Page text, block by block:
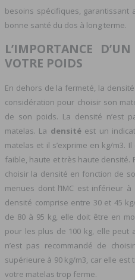
besoins spécifiques,
bonne santé du dos à long terme.
L’IMPORTANCE
VOTRE POIDS
En dehors de la fermeté, la
considération pour choisir son
de son poids. La densité n’est
matelas. La densitéest un
matelas et il s’exprime en kg/m3.
faible, haute et très haute densité.
choisir la densité en fonction de
menues dont l’IMC est inférieur
densité comprise entre 30 et 45
de 80 à 95 kg, elle doit être en
pour les plus de 100 kg, elle peut
n’est pas recommandé de
supérieure à 90 kg/m3, car elle
votre matelas trop ferme.